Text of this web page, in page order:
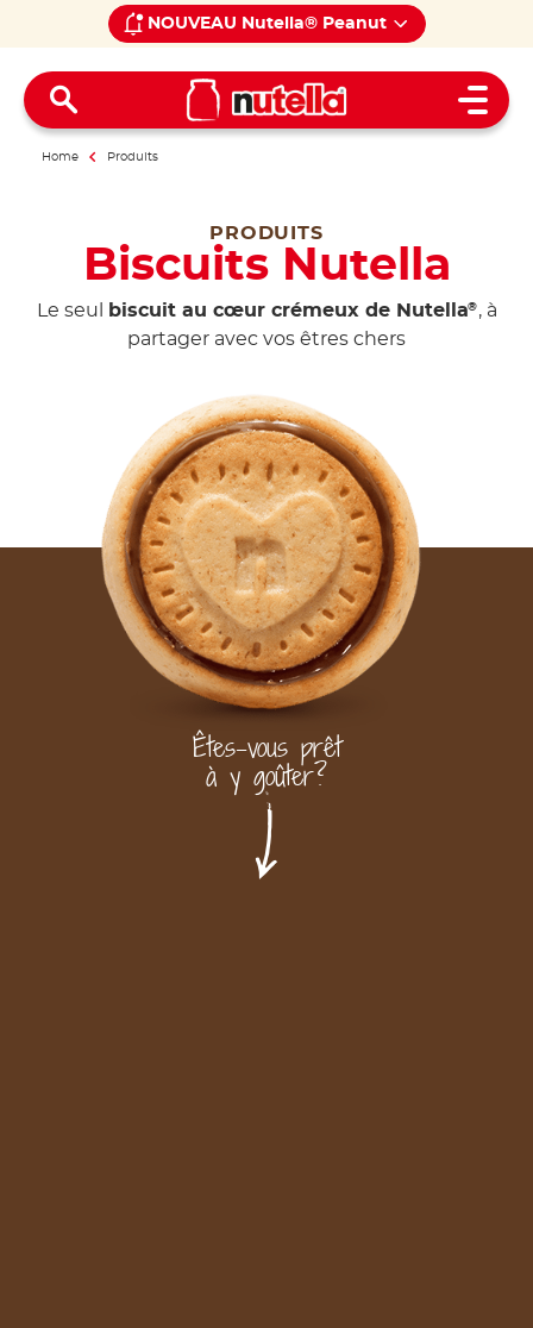
NOUVEAU Nutella® Peanut
Open
Home Produits
PRODUITS
Biscuits Nutella
Le seul biscuit au cœur crémeux de Nutella® , à
partager avec vos êtres chers